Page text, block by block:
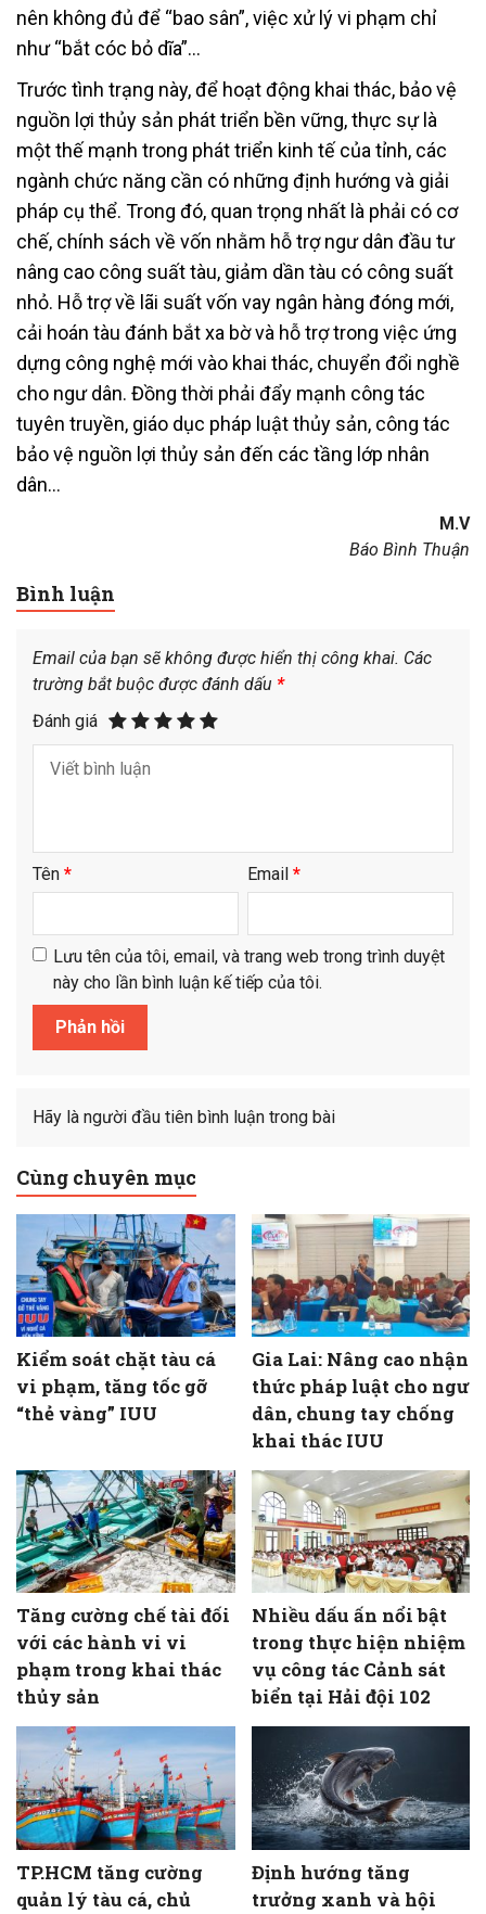
nên không đủ để “bao sân”, việc xử lý vi phạm chỉ
như “bắt cóc bỏ dĩa”…
Trước tình trạng này, để hoạt động khai thác, bảo vệ
nguồn lợi thủy sản phát triển bền vững, thực sự là
một thế mạnh trong phát triển kinh tế của tỉnh, các
ngành chức năng cần có những định hướng và giải
pháp cụ thể. Trong đó, quan trọng nhất là phải có cơ
chế, chính sách về vốn nhằm hỗ trợ ngư dân đầu tư
nâng cao công suất tàu, giảm dần tàu có công suất
nhỏ. Hỗ trợ về lãi suất vốn vay ngân hàng đóng mới,
cải hoán tàu đánh bắt xa bờ và hỗ trợ trong việc ứng
dựng công nghệ mới vào khai thác, chuyển đổi nghề
cho ngư dân. Đồng thời phải đẩy mạnh công tác
tuyên truyền, giáo dục pháp luật thủy sản, công tác
bảo vệ nguồn lợi thủy sản đến các tầng lớp nhân
dân…
M.V
Báo Bình Thuận
Bình luận
Email của bạn sẽ không được hiển thị công khai. Các
trường bắt buộc được đánh dấu *
Đánh giá
Tên * Email *
Lưu tên của tôi, email, và trang web trong trình duyệt
này cho lần bình luận kế tiếp của tôi.
Hãy là người đầu tiên bình luận trong bài
Cùng chuyên mục
Kiểm soát chặt tàu cá
vi phạm, tăng tốc gỡ
“thẻ vàng” IUU
Gia Lai: Nâng cao nhận
thức pháp luật cho ngư
dân, chung tay chống
khai thác IUU
Tăng cường chế tài đối
với các hành vi vi
phạm trong khai thác
thủy sản
Nhiều dấu ấn nổi bật
trong thực hiện nhiệm
vụ công tác Cảnh sát
biển tại Hải đội 102
TP.HCM tăng cường
quản lý tàu cá, chủ
Định hướng tăng
trưởng xanh và hội